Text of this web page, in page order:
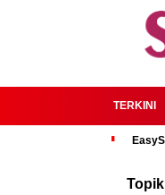
TERKINI
Topik